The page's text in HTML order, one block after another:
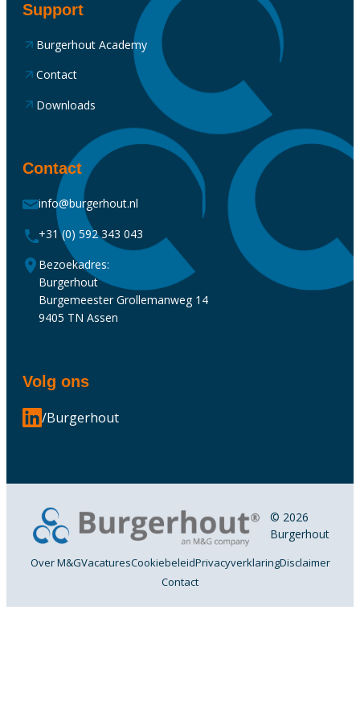
Support
Burgerhout Academy
Contact
Downloads
Contact
info@burgerhout.nl
+31 (0) 592 343 043
Bezoekadres:
Burgerhout
Burgemeester Grollemanweg 14
9405 TN Assen
Volg ons
/Burgerhout
© 2026
Burgerhout
Over M&GVacaturesCookiebeleidPrivacyverklaringDisclaimer
Contact